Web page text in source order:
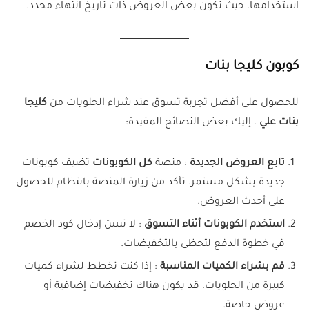
استخدامها، حيث تكون بعض العروض ذات تاريخ انتهاء محدد.
كوبون كليجا بنات
للحصول على أفضل تجربة تسوق عند شراء الحلويات من كليجا
بنات علي ، إليك بعض النصائح المفيدة:
تابع العروض الجديدة : منصة كل الكوبونات تضيف كوبونات
جديدة بشكل مستمر. تأكد من زيارة المنصة بانتظام للحصول
على أحدث العروض.
استخدم الكوبونات أثناء التسوق : لا تنسَ إدخال كود الخصم
في خطوة الدفع لتحظى بالتخفيضات.
قم بشراء الكميات المناسبة : إذا كنت تخطط لشراء كميات
كبيرة من الحلويات، قد يكون هناك تخفيضات إضافية أو
عروض خاصة.